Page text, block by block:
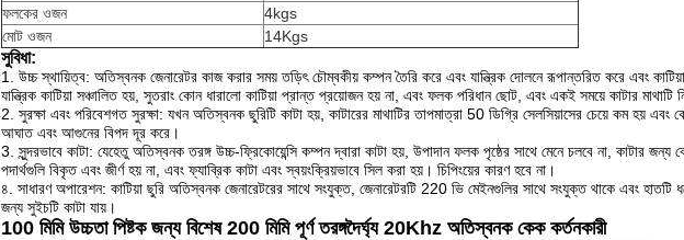
ফলকের ওজন
4kgs
মোট ওজন
14Kgs
সুবিধা:
1. উচ্চ স্থায়িত্ব: অতিস্বনক জেনারেটর কাজ করার সময় তড়িৎ চৌম্বকীয় কম্পন তৈরি করে এবং যান্ত্রিক দোলনে রূপান্তরিত করে এবং
যান্ত্রিক কাটিয়া সঞ্চালিত হয়, সুতরাং কোন ধারালো কাটিয়া প্রান্ত প্রয়োজন হয় না, এবং ফলক পরিধান ছোট, এবং একই সময়ে কাটার মাথাটি
2. সুরক্ষা এবং পরিবেশগত সুরক্ষা: যখন অতিস্বনক ছুরিটি কাটা হয়, কাটারের মাথাটির তাপমাত্রা 50 ডিগ্রি সেলসিয়াসের চেয়ে কম হয়
আঘাত এবং আগুনের বিপদ দূর করে।
3. সুন্দরভাবে কাটা: যেহেতু অতিস্বনক তরঙ্গ উচ্চ-ফ্রিকোয়েন্সি কম্পন দ্বারা কাটা হয়, উপাদান ফলক পৃষ্ঠের সাথে মেনে চলবে না, কাটার
পদার্থগুলি বিকৃত এবং জীর্ণ হয় না, এবং ফ্যাব্রিক কাটা এবং স্বয়ংক্রিয়ভাবে সিল করা হয়। চিপিংয়ের কারণ হবে না।
৪. সাধারণ অপারেশন: কাটিয়া ছুরি অতিস্বনক জেনারেটরের সাথে সংযুক্ত, জেনারেটরটি 220 ভি মেইনগুলির সাথে সংযুক্ত থাকে এবং হাতটি
জন্য সুইচটি কাটা যায়।
100 মিমি উচ্চতা পিষ্টক জন্য বিশেষ 200 মিমি পূর্ণ তরঙ্গদৈর্ঘ্য 20Khz অতিস্বনক কেক কর্তনকারী